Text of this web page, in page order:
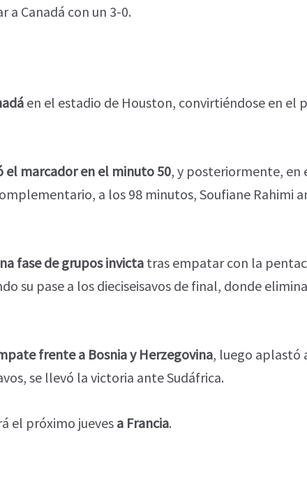
a Canadá con un 3-0.
en el estadio de Houston, convirtiéndose en el
el marcador en el minuto 50, y posteriormente, en
a los 98 minutos, Soufiane Rahimi
fase de grupos invicta tras empatar con la
su pase a los dieciseisavos de final, donde
frente a Bosnia y Herzegovina, luego aplastó
se llevó la victoria ante Sudáfrica.
el próximo jueves a Francia.